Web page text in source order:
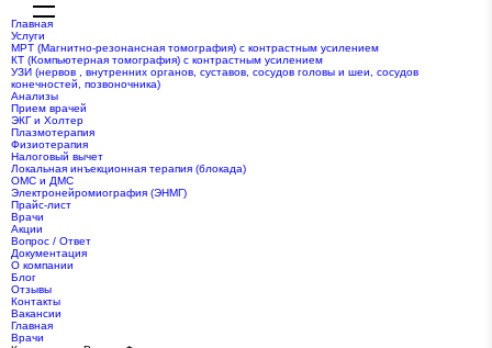
Главная
Услуги
МРТ (Магнитно-резонансная томография) с контрастным усилением
КТ (Компьютерная томография) с контрастным усилением
УЗИ (нервов , внутренних органов, суставов, сосудов головы и шеи, сосудов
конечностей, позвоночника)
Анализы
Прием врачей
ЭКГ и Холтер
Плазмотерапия
Физиотерапия
Налоговый вычет
Локальная инъекционная терапия (блокада)
ОМС и ДМС
Электронейромиография (ЭНМГ)
Прайс-лист
Врачи
Акции
Вопрос / Ответ
Документация
О компании
Блог
Отзывы
Контакты
Вакансии
Главная
Врачи